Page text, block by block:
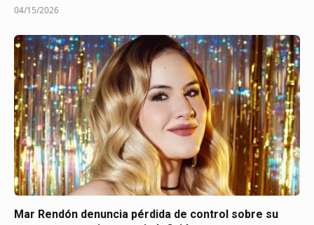
04/15/2026
Mar Rendón denuncia pérdida de control sobre su